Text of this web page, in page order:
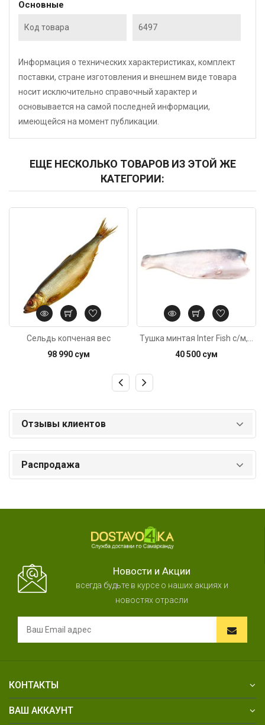
Основные
Код товара 6497
Информация о технических характеристиках, комплект
поставки, стране изготовления и внешнем виде товара
носит исключительно справочный характер и
основывается на самой последней информации,
имеющейся на момент публикации.
ЕЩЕ НЕСКОЛЬКО ТОВАРОВ ИЗ ЭТОЙ ЖЕ
КАТЕГОРИИ:
Сельдь копченая вес
98 990 сум
40 500 сум
Отзывы клиентов
Распродажа
Новости и Акции
всегда будьте в курсе о наших акциях и
новостях отрасли
КОНТАКТЫ
ВАШ АККАУНТ